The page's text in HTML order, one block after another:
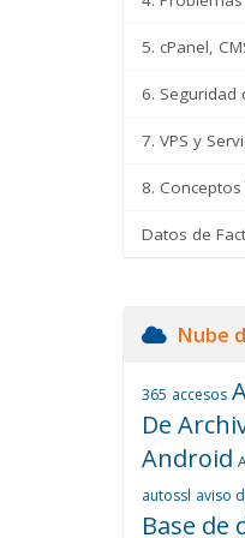
5. cPanel,
6. Seguridad
7. VPS y
8.
Datos de
Nube
365 accesos
De
Android
autossl aviso
Base de